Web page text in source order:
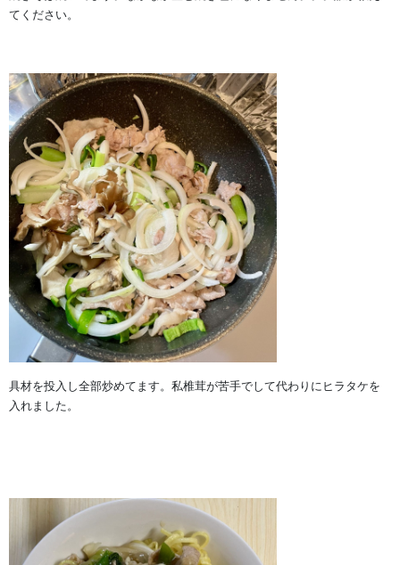
てください。
具材を投入し全部炒めてます。私椎茸が苦手でして代わりにヒラタケを
入れました。